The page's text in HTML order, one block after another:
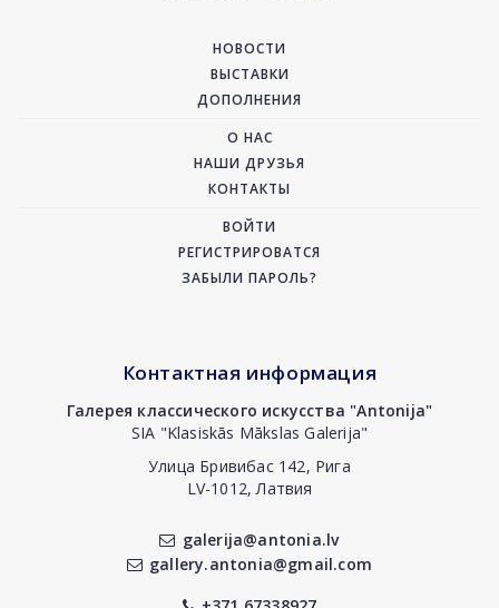
НОВОСТИ
ВЫСТАВКИ
ДОПОЛНЕНИЯ
О НАС
НАШИ ДРУЗЬЯ
КОНТАКТЫ
ВОЙТИ
РЕГИСТРИРОВАТСЯ
ЗАБЫЛИ ПАРОЛЬ?
Контактная информация
Галерея классического искусства "Antonija"
SIA "Klasiskās Mākslas Galerija"
Улица Бривибас 142, Рига
LV-1012, Латвия
galerija@antonia.lv
gallery.antonia@gmail.com